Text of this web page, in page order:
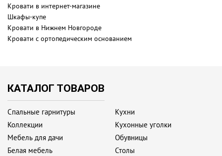
Кровати в интернет-магазине
Шкафы-купе
Кровати в Нижнем Новгороде
Кровати с ортопедическим основанием
КАТАЛОГ ТОВАРОВ
Спальные гарнитуры
Коллекции
Мебель для дачи
Белая мебель
Кухни
Кухонные уголки
Обувницы
Столы